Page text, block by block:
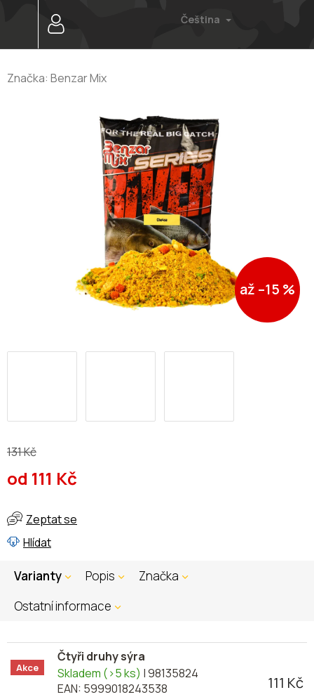
Čeština
Značka: Benzar Mix
až –15 %
131 Kč
od 111 Kč
cena:
Zeptat se
Hlídat
Varianty Popis
Značka
Ostatní informace
Akce
Čtyři druhy sýra
Skladem (>5 ks) | 98135824
EAN: 5999018243538 111 Kč